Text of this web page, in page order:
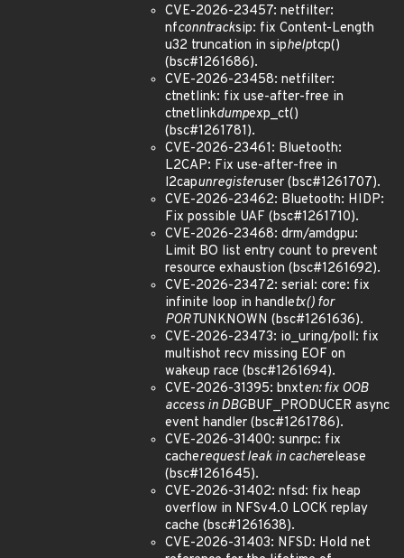
CVE-2026-23457: netfilter:
nfconntracksip: fix Content-Length
u32 truncation in siphelptcp()
(bsc#1261686).
CVE-2026-23458: netfilter:
ctnetlink: fix use-after-free in
ctnetlinkdumpexp_ct()
(bsc#1261781).
CVE-2026-23461: Bluetooth:
L2CAP: Fix use-after-free in
l2capunregisteruser (bsc#1261707).
CVE-2026-23462: Bluetooth: HIDP:
Fix possible UAF (bsc#1261710).
CVE-2026-23468: drm/amdgpu:
Limit BO list entry count to prevent
resource exhaustion (bsc#1261692).
CVE-2026-23472: serial: core: fix
infinite loop in handletx() for
PORTUNKNOWN (bsc#1261636).
CVE-2026-23473: io_uring/poll: fix
multishot recv missing EOF on
wakeup race (bsc#1261694).
CVE-2026-31395: bnxten: fix OOB
access in DBGBUF_PRODUCER async
event handler (bsc#1261786).
CVE-2026-31400: sunrpc: fix
cacherequest leak in cacherelease
(bsc#1261645).
CVE-2026-31402: nfsd: fix heap
overflow in NFSv4.0 LOCK replay
cache (bsc#1261638).
CVE-2026-31403: NFSD: Hold net